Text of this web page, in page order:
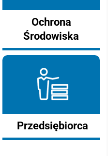
Ochrona
Środowiska
Przedsiębiorca